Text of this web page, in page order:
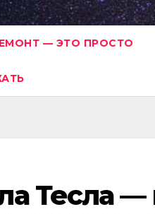
— ЭТО ПРОСТО
Тесла —